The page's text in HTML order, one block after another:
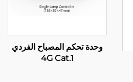
وحدة تحكم المصباح الفردي
4G Cat.1